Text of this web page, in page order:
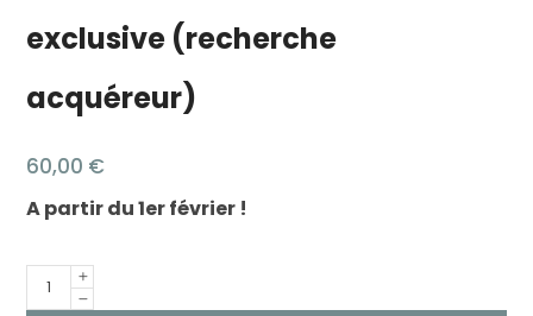
exclusive (recherche
acquéreur)
60,00 €
A partir du 1er février !
Quantité